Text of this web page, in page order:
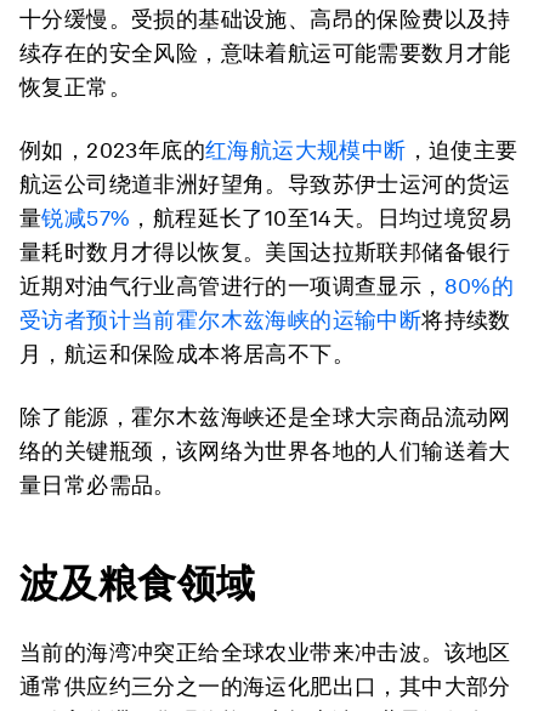
十分缓慢。受损的基础设施、高昂的保险费以及持
续存在的安全风险，意味着航运可能需要数月才能
恢复正常。
例如，2023年底的红海航运大规模中断 ，迫使主要
航运公司绕道非洲好望角。导致苏伊士运河的货运
量锐减57% ，航程延长了10至14天。日均过境贸易
量耗时数月才得以恢复。美国达拉斯联邦储备银行
近期对油气行业高管进行的一项调查显示， 80%的
受访者预计当前霍尔木兹海峡的运输中断将持续数
月，航运和保险成本将居高不下。
除了能源，霍尔木兹海峡还是全球大宗商品流动网
络的关键瓶颈，该网络为世界各地的人们输送着大
量日常必需品。
波及粮食领域
当前的海湾冲突正给全球农业带来冲击波。该地区
通常供应约三分之一的海运化肥出口，其中大部分